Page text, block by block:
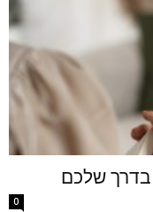
בדרך שלכם
0